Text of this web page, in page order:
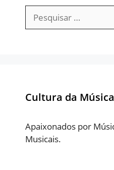
Pesquisar
por:
Cultura da Música
Apaixonados por
Musicais.